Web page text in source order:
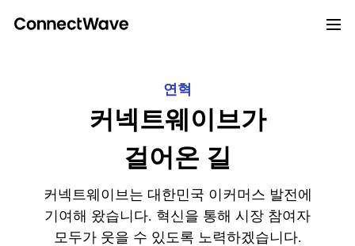
연혁
커넥트웨이브가
걸어온 길
커넥트웨이브는 대한민국 이커머스 발전에
기여해 왔습니다. 혁신을 통해 시장 참여자
모두가 웃을 수 있도록 노력하겠습니다.